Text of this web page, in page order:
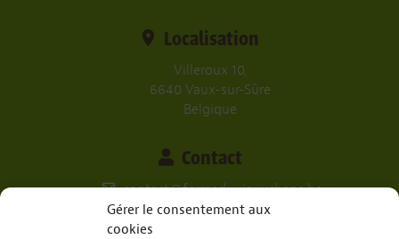
Gérer le consentement aux
cookies
Localisation
Villeroux 10,
6640 Vaux-sur-Sûre
Belgique
Contact
contact@fermeduvieuxchene.be
+32 473 52 26 88